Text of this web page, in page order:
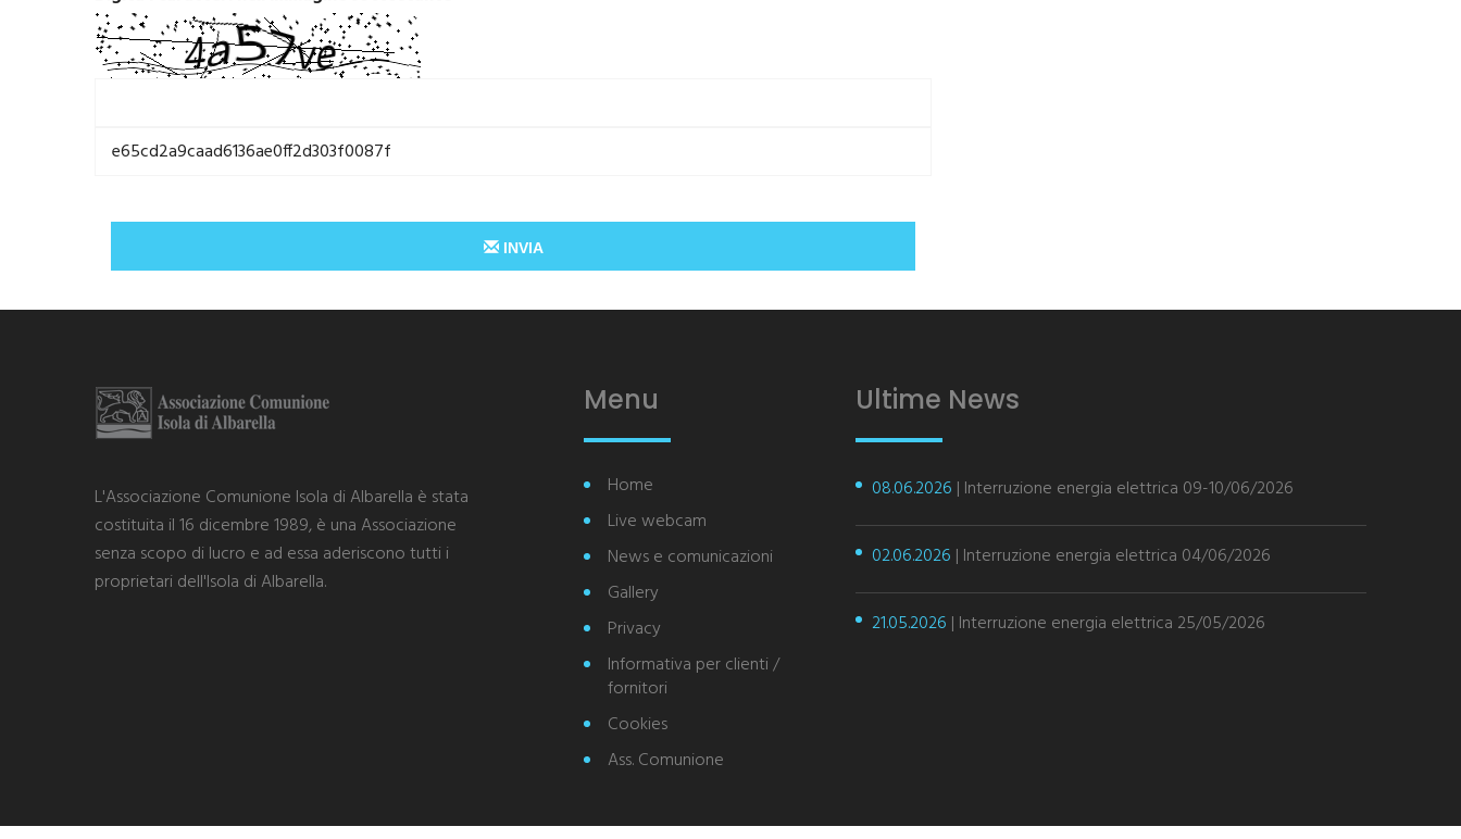
INVIA
L'Associazione Comunione Isola di Albarella è stata
costituita il 16 dicembre 1989, è una Associazione
senza scopo di lucro e ad essa aderiscono tutti i
proprietari dell'Isola di Albarella.
Menu
Home
Live webcam
News e comunicazioni
Gallery
Privacy
Informativa per clienti /
fornitori
Cookies
Ass. Comunione
Ultime News
08.06.2026 | Interruzione energia elettrica 09-10/06/2026
02.06.2026 | Interruzione energia elettrica 04/06/2026
21.05.2026 | Interruzione energia elettrica 25/05/2026